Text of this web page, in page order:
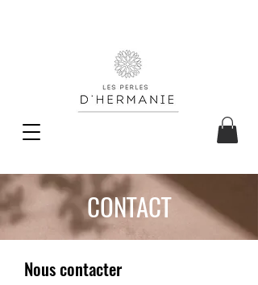
CONTACT
Nous contacter